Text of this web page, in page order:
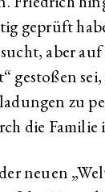
geprüft
aber
gestoßen
zu
die Familie
neuen